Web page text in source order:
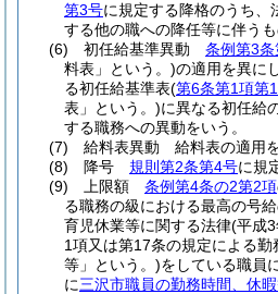
第3号に規定する降格のうち、
する他の職への降任等に伴う
(6)
初任給基準異動 条例第3
料表」という。)の適用を異に
る初任給基準表(第6条第1項第
表」という。)に異なる初任給
する職務への異動をいう。
(7)
給料表異動 給料表の適用を
(8)
降号 規則第2条第4号に規
(9)
上限額 条例第4条の2第2項
る職務の級における最高の号
育児休業等に関する法律(平成
1項又は第17条の規定による勤
等」という。)をしている職員
に三沢市職員の勤務時間、休